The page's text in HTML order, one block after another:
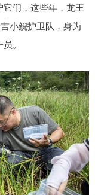
们，这些年，龙王
小鲵护卫队，身为
。